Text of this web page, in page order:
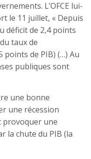
L’OFCE lui-
le 11 juillet, « Depuis
déficit de 2,4 points
taux de
points de PIB) (…) Au
publiques sont
une bonne
une récession
provoquer une
la chute du PIB (la